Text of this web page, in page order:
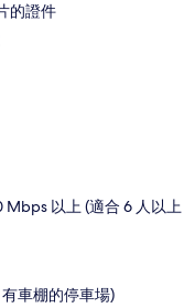
的證件
以上 (適合 6 人以上
車棚的停車場)